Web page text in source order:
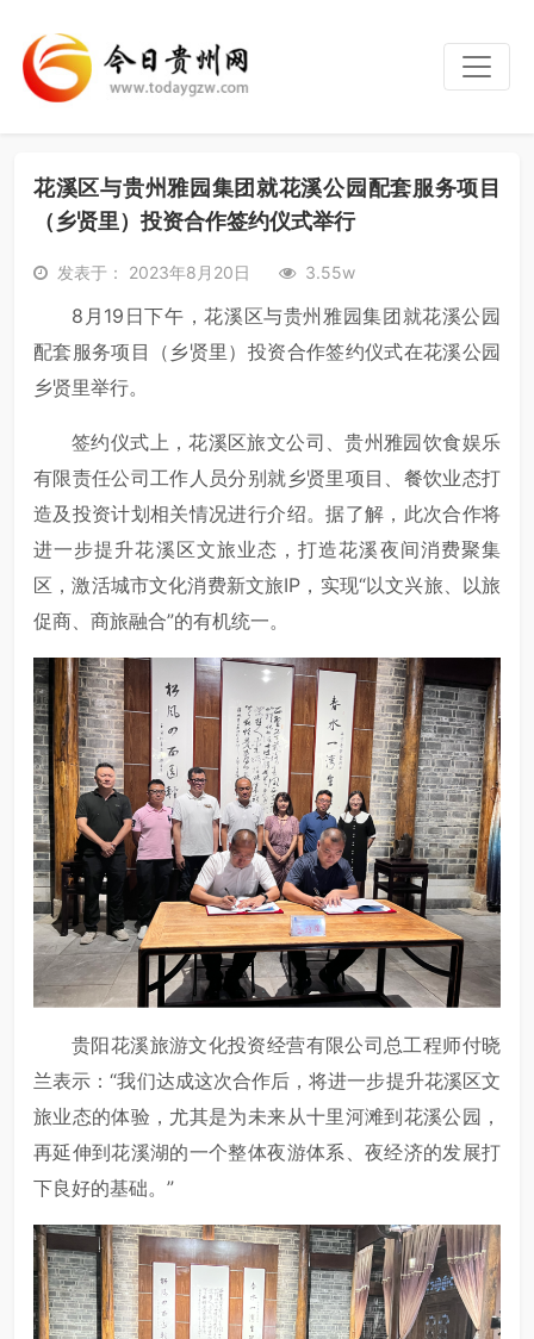
花溪区与贵州雅园集团就花溪公园配套服务项目
（乡贤里）投资合作签约仪式举行
发表于： 2023年8月20日 3.55w
8月19日下午，花溪区与贵州雅园集团就花溪公园
配套服务项目（乡贤里）投资合作签约仪式在花溪公园
乡贤里举行。
签约仪式上，花溪区旅文公司、贵州雅园饮食娱乐
有限责任公司工作人员分别就乡贤里项目、餐饮业态打
造及投资计划相关情况进行介绍。据了解，此次合作将
进一步提升花溪区文旅业态，打造花溪夜间消费聚集
区，激活城市文化消费新文旅IP，实现“以文兴旅、以旅
促商、商旅融合”的有机统一。
贵阳花溪旅游文化投资经营有限公司总工程师付晓
兰表示：“我们达成这次合作后，将进一步提升花溪区文
旅业态的体验，尤其是为未来从十里河滩到花溪公园，
再延伸到花溪湖的一个整体夜游体系、夜经济的发展打
下良好的基础。”